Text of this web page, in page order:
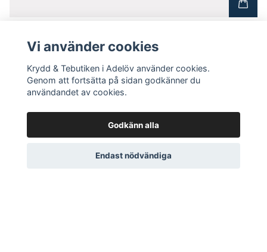
Vi använder cookies
Krydd & Tebutiken i Adelöv använder cookies.
Genom att fortsätta på sidan godkänner du
användandet av cookies.
Godkänn alla
Endast nödvändiga